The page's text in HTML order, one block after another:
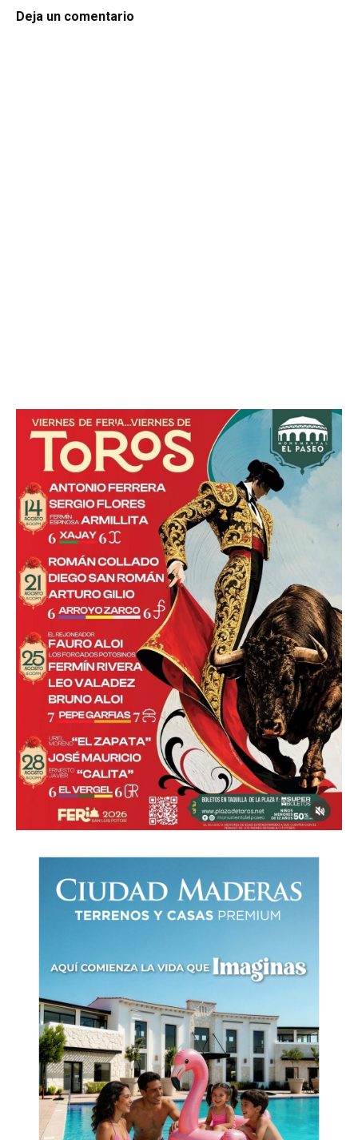
Deja un comentario